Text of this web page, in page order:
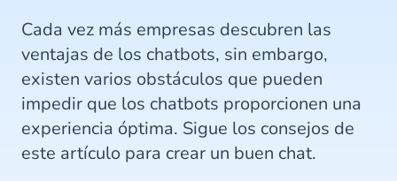
Cada vez más empresas descubren las
ventajas de los chatbots, sin embargo,
existen varios obstáculos que pueden
impedir que los chatbots proporcionen una
experiencia óptima. Sigue los consejos de
este artículo para crear un buen chat.